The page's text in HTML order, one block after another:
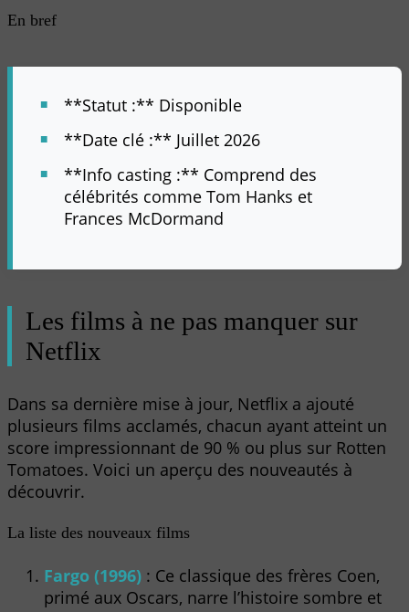
En bref
**Statut :** Disponible
**Date clé :** Juillet 2026
**Info casting :** Comprend des
célébrités comme Tom Hanks et
Frances McDormand
Les films à ne pas manquer sur
Netflix
Dans sa dernière mise à jour, Netflix a ajouté
plusieurs films acclamés, chacun ayant atteint un
score impressionnant de 90 % ou plus sur Rotten
Tomatoes. Voici un aperçu des nouveautés à
découvrir.
La liste des nouveaux films
Fargo (1996) : Ce classique des frères Coen,
primé aux Oscars, narre l’histoire sombre et